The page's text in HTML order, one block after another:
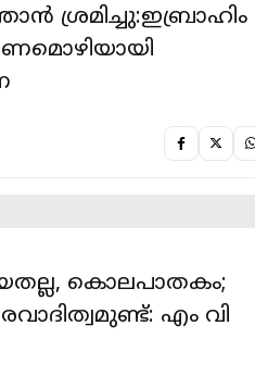
ശ്രമിച്ചു:ഇബ്രാഹിം
കൊലപാതകം;
എം വി